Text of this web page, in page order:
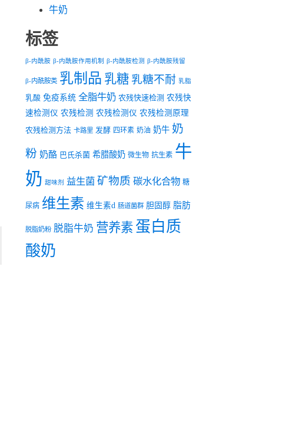
牛奶
标签
β-内酰胺 β-内酰胺作用机制 β-内酰胺检测 β-内酰胺残留
β-内酰胺类 乳制品 乳糖 乳糖不耐 乳脂
乳酸 免疫系统 全脂牛奶 农残快速检测 农残快
速检测仪 农残检测 农残检测仪 农残检测原理
农残检测方法 卡路里 发酵 四环素 奶油 奶牛 奶
粉 奶酪 巴氏杀菌 希腊酸奶 微生物 抗生素 牛
奶 甜味剂 益生菌 矿物质 碳水化合物 糖
尿病 维生素 维生素d 肠道菌群 胆固醇 脂肪
脱脂奶粉 脱脂牛奶 营养素 蛋白质
酸奶